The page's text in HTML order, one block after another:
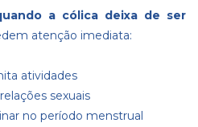
a cólica deixa de ser
atenção imediata:
atividades
sexuais
no período menstrual